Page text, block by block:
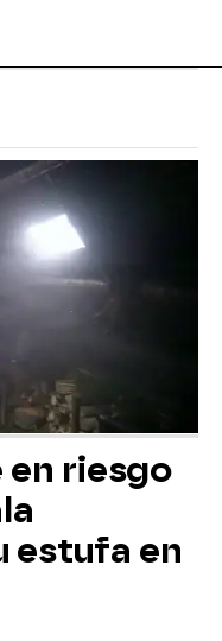
en riesgo
estufa en